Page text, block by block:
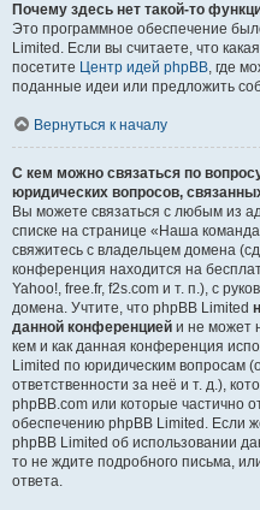
Почему здесь нет такой-то
Это программное обеспечение
Limited. Если вы считаете, что
посетите Центр идей phpBB, где
поданные идеи или предложить
Вернуться к началу
С кем можно связаться по
юридических вопросов,
Вы можете связаться с любым из
списке на странице «Наша
свяжитесь с владельцем домена
конференция находится на
Yahoo!, free.fr, f2s.com и т. п.), с
домена. Учтите, что phpBB Limited
данной конференцией и не может
кем и как данная конференция
Limited по юридическим вопросам
ответственности за неё и т. д.),
phpBB.com или которые частично
обеспечению phpBB Limited. Если
phpBB Limited об использовании
то не ждите подробного письма,
ответа.